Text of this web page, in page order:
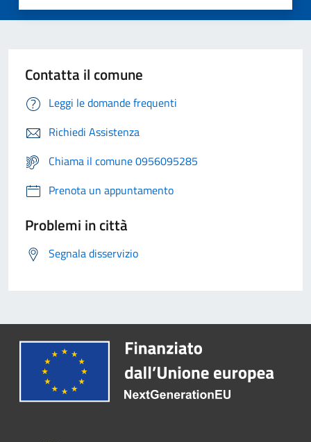
Contatta il comune
Leggi le domande frequenti
Richiedi Assistenza
Chiama il comune 0956095285
Prenota un appuntamento
Problemi in città
Segnala disservizio